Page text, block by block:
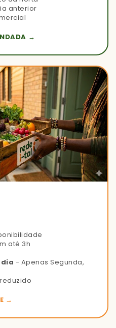
anterior
→
até 3h
- Apenas Segunda,
→